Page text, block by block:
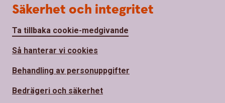
Säkerhet och integritet
Ta tillbaka cookie-medgivande
Så hanterar vi cookies
Behandling av personuppgifter
Bedrägeri och säkerhet